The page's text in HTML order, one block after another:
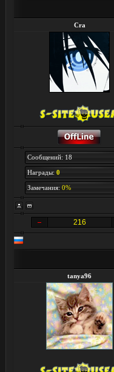
Cra
Сообщений: 18
Награды: 0
Замечания: 0%
216
tanya96